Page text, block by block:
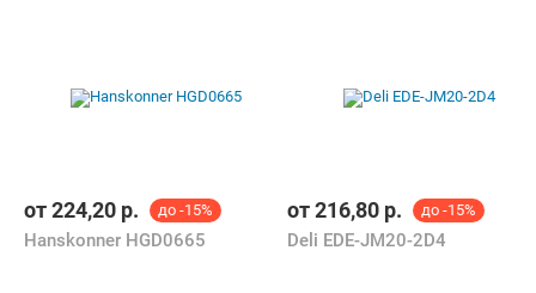
от224,20 р. до -15%
Hanskonner HGD0665
от216,80 р. до -15%
Deli EDE-JM20-2D4